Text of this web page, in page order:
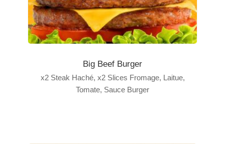
Big Beef Burger
x2 Steak Haché, x2 Slices Fromage, Laitue,
Tomate, Sauce Burger